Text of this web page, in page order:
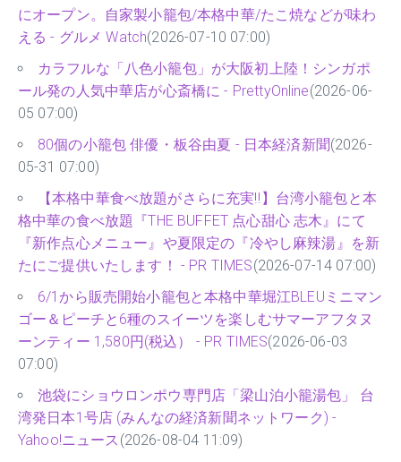
にオープン。自家製小籠包/本格中華/たこ焼などが味わ
える - グルメ Watch(2026-07-10 07:00)
カラフルな「八色小籠包」が大阪初上陸！シンガポ
ール発の人気中華店が心斎橋に - PrettyOnline(2026-06-
05 07:00)
80個の小籠包 俳優・板谷由夏 - 日本経済新聞(2026-
05-31 07:00)
【本格中華食べ放題がさらに充実‼】台湾小籠包と本
格中華の食べ放題『THE BUFFET 点心甜心 志木』にて
『新作点心メニュー』や夏限定の『冷やし麻辣湯』を新
たにご提供いたします！ - PR TIMES(2026-07-14 07:00)
6/1から販売開始小籠包と本格中華堀江BLEUミニマン
ゴー＆ピーチと6種のスイーツを楽しむサマーアフタヌ
ーンティー 1,580円(税込） - PR TIMES(2026-06-03
07:00)
池袋にショウロンポウ専門店「梁山泊小籠湯包」 台
湾発日本1号店 (みんなの経済新聞ネットワーク) -
Yahoo!ニュース (2026-08-04 11:09)